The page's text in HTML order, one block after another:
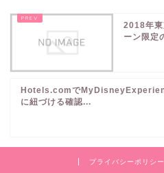
2018年東
ーン限定
Hotels.comで
に紐づける確認...
プライバシーポリシー